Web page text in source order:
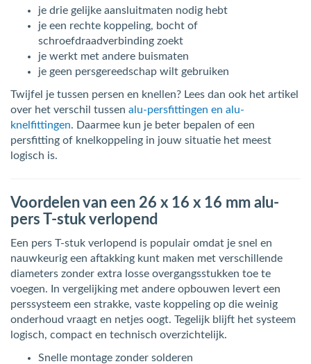
je drie gelijke aansluitmaten nodig hebt
je een rechte koppeling, bocht of
schroefdraadverbinding zoekt
je werkt met andere buismaten
je geen persgereedschap wilt gebruiken
Twijfel je tussen persen en knellen? Lees dan ook het artikel
over het verschil tussen alu-persfittingen en alu-
knelfittingen. Daarmee kun je beter bepalen of een
persfitting of knelkoppeling in jouw situatie het meest
logisch is.
Voordelen van een 26 x 16 x 16 mm alu-
pers T-stuk verlopend
Een pers T-stuk verlopend is populair omdat je snel en
nauwkeurig een aftakking kunt maken met verschillende
diameters zonder extra losse overgangsstukken toe te
voegen. In vergelijking met andere opbouwen levert een
perssysteem een strakke, vaste koppeling op die weinig
onderhoud vraagt en netjes oogt. Tegelijk blijft het systeem
logisch, compact en technisch overzichtelijk.
Snelle montage zonder solderen